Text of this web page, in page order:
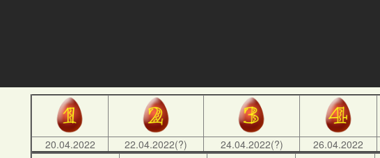
20.04.2022 22.04.2022(?) 24.04.2022(?) 26.04.2022